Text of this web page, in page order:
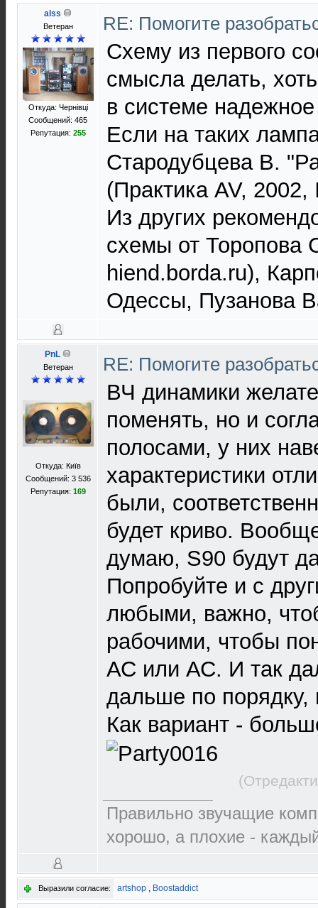
alss
Ветеран
Откуда: Чернівці
Сообщений: 465
Репутация: 255
RE: Помогите
Схему из первого
смысла делать,
в системе
Если на таких
Стародубцева В.
(Практика AV,
Из других
схемы от Торопова
hiend.borda.ru),
Одессы, Пузанова
PnL
Ветеран
Откуда: Київ
Сообщений: 3 536
Репутация: 169
RE: Помогите
ВЧ динамики
поменять, но и
полосами, у них
характеристики
были,
будет криво.
думаю, S90 будут
Попробуйте и с
любыми, важно,
рабочими, чтобы
АС или АС. И так
дальше по порядку,
Как вариант -
Правильно звучащие
хорошо, а плохие -
Выразили согласие: artshop , Boostaddict